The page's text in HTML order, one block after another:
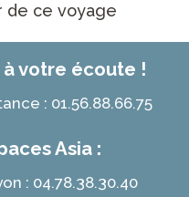
de ce voyage
votre écoute !
: 01.56.88.66.75
Asia :
: 04.78.38.30.40